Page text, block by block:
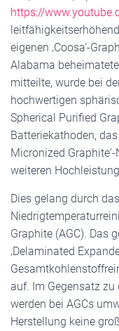
https://
eigenen ‚Coosa‘-
Alabama
mitteilte, wurde bei
hochwertigen
Spherical Purified
Batteriekathoden,
Micronized
weiteren
Dies gelang durch
Graphite (AGC). Das
‚Delaminated
auf. Im Gegensatz
werden bei AGCs
Herstellung keine